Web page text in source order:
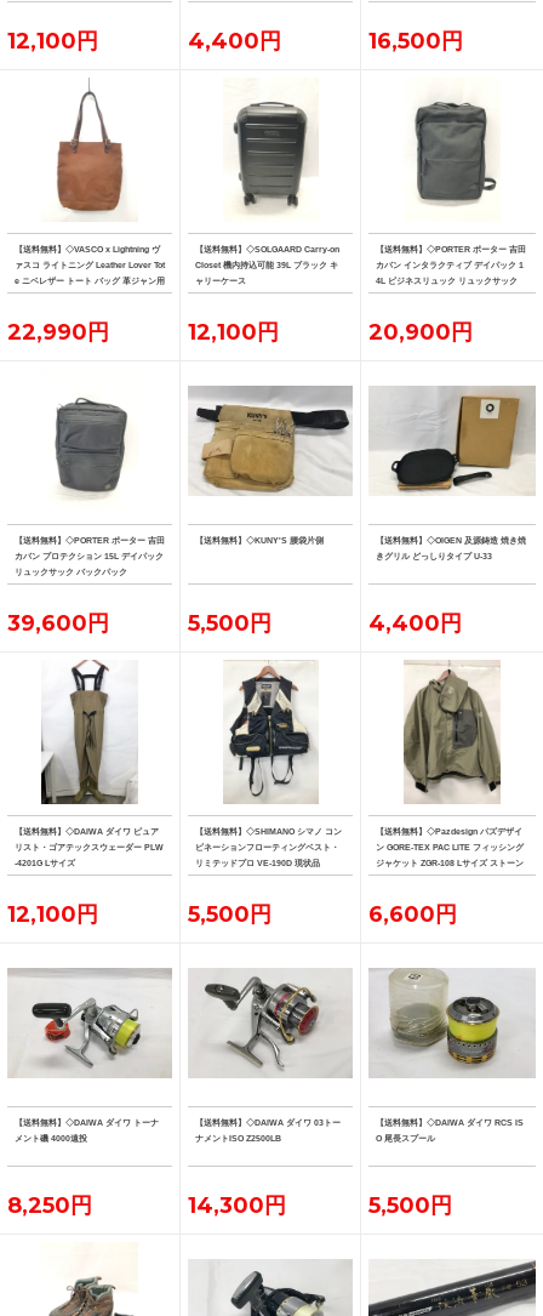
12,100円 4,400円 16,500円
【送料無料】◇VASCO x Lightning ヴ
ァスコ ライトニング Leather Lover Tot
e ニベレザー トート バッグ 革ジャン用
トート
22,990円
【送料無料】◇SOLGAARD Carry-on
Closet 機内持込可能 39L ブラック キ
ャリーケース
12,100円
【送料無料】◇PORTER ポーター 吉田
カバン インタラクティブ デイパック 1
4L ビジネスリュック リュックサック
20,900円
【送料無料】◇PORTER ポーター 吉田
カバン プロテクション 15L デイパック
リュックサック バックパック
39,600円
【送料無料】◇KUNY'S 腰袋片側
5,500円
【送料無料】◇OIGEN 及源鋳造 焼き焼
きグリル どっしりタイプ U-33
4,400円
【送料無料】◇DAIWA ダイワ ピュア
リスト・ゴアテックスウェーダー PLW
-4201G Lサイズ
12,100円
【送料無料】◇SHIMANO シマノ コン
ビネーションフローティングベスト・
リミテッドプロ VE-190D 現状品
5,500円
【送料無料】◇Pazdesign パズデザイ
ン GORE-TEX PAC LITE フィッシング
ジャケット ZGR-108 Lサイズ ストーン
系カラー
6,600円
【送料無料】◇DAIWA ダイワ トーナ
メント磯 4000遠投
8,250円
【送料無料】◇DAIWA ダイワ 03トー
ナメントISO Z2500LB
14,300円
【送料無料】◇DAIWA ダイワ RCS IS
O 尾長スプール
5,500円